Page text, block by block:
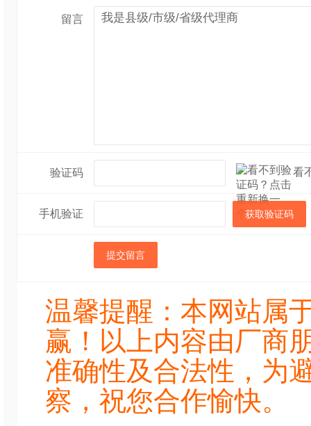
留言
验证码 看
手机验证 获取验证码
提交留言
温馨提醒：本网站属
赢！以上内容由厂商
准确性及合法性，为
察，祝您合作愉快。